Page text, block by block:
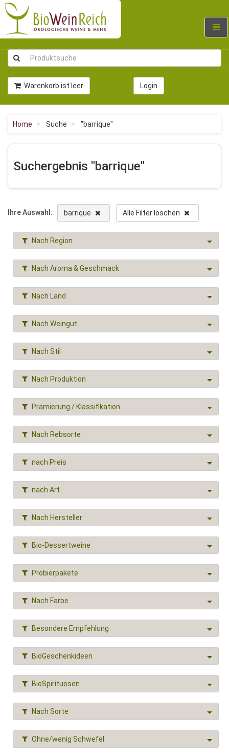
Warenkorb ist leer Login
Home Suche "barrique"
Suchergebnis "barrique"
Ihre Auswahl: barrique Alle Filter löschen
Nach Region
Nach Aroma & Geschmack
Nach Land
Nach Weingut
Nach Stil
Nach Produktion
Prämierung / Klassifikation
Nach Rebsorte
nach Preis
nach Art
Nach Hersteller
Bio-Dessertweine
Probierpakete
Nach Farbe
Besondere Empfehlung
BioGeschenkideen
BioSpirituosen
Nach Sorte
Ohne/wenig Schwefel